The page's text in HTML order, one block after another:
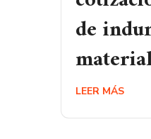
de
LEER MÁS